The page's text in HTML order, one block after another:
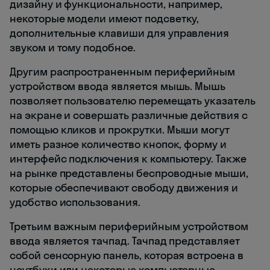
дизайну и функциональности, например,
некоторые модели имеют подсветку,
дополнительные клавиши для управления
звуком и тому подобное.
Другим распространенным периферийным
устройством ввода является мышь. Мышь
позволяет пользователю перемещать указатель
на экране и совершать различные действия с
помощью кликов и прокрутки. Мыши могут
иметь разное количество кнопок, форму и
интерфейс подключения к компьютеру. Также
на рынке представлены беспроводные мыши,
которые обеспечивают свободу движения и
удобство использования.
Третьим важным периферийным устройством
ввода является тачпад. Тачпад представляет
собой сенсорную панель, которая встроена в